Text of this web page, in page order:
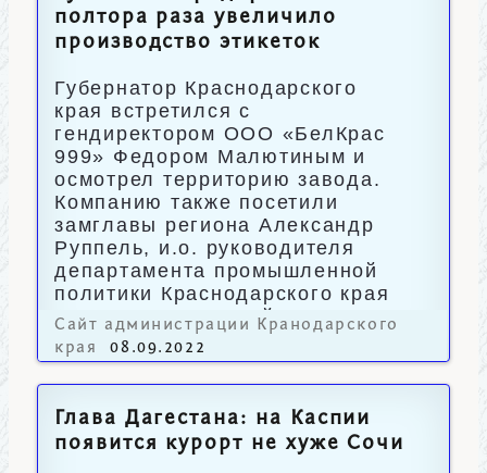
полтора раза увеличило
производство этикеток
Губернатор Краснодарского
края встретился с
гендиректором ООО «БелКрас
999» Федором Малютиным и
осмотрел территорию завода.
Компанию также посетили
замглавы региона Александр
Руппель, и.о. руководителя
департамента промышленной
политики Краснодарского края
Владимир Мостовой.
Сайт администрации Кранодарского
края
08.09.2022
Глава Дагестана: на Каспии
появится курорт не хуже Сочи